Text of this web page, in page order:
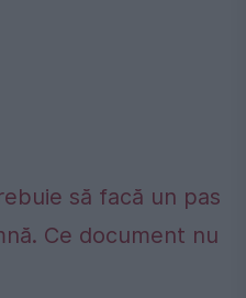
să facă un pas
Ce document nu